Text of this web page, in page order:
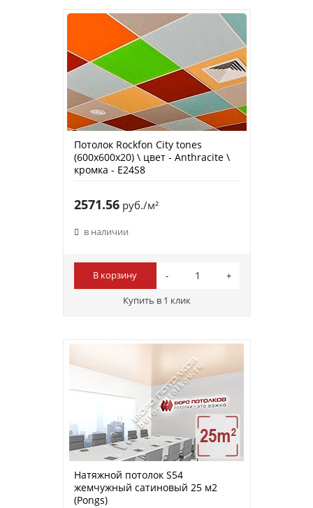
Потолок Rockfon City tones
(600х600х20) \ цвет - Anthracite \
кромка - E24S8
2571.56руб./м²
в наличии
В корзину
Купить в 1 клик
Натяжной потолок S54
жемчужный сатиновый 25 м2
(Pongs)